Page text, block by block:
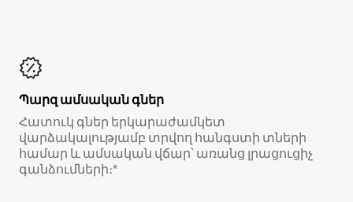
Պարզ ամսական գներ
Հատուկ գներ երկարաժամկետ
վարձակալությամբ տրվող հանգստի տների
համար և ամսական վճար՝ առանց լրացուցիչ
գանձումների։*